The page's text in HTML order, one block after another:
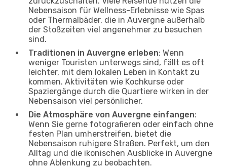
Nebensaison für Wellness-Erlebnisse wie Spas
oder Thermalbäder, die in Auvergne außerhalb
der Stoßzeiten viel angenehmer zu besuchen
sind.
Traditionen in Auvergne erleben: Wenn
weniger Touristen unterwegs sind, fällt es oft
leichter, mit dem lokalen Leben in Kontakt zu
kommen. Aktivitäten wie Kochkurse oder
Spaziergänge durch die Quartiere wirken in der
Nebensaison viel persönlicher.
Die Atmosphäre von Auvergne einfangen:
Wenn Sie gerne fotografieren oder einfach ohne
festen Plan umherstreifen, bietet die
Nebensaison ruhigere Straßen. Perfekt, um den
Alltag und die ikonischen Ausblicke in Auvergne
ohne Ablenkung zu beobachten.